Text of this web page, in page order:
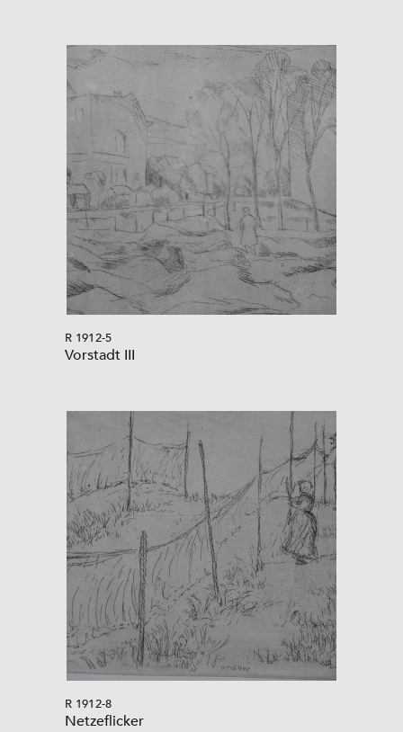
R 1912-5
Vorstadt III
R 1912-8
Netzeflicker